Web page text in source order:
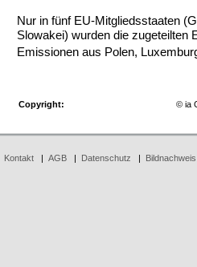
Nur in fünf EU-Mitgliedsstaaten
Slowakei) wurden die zugeteilten
Emissionen aus Polen,
Copyright: © ia
Kontakt| AGB| Datenschutz | Bildnachweis